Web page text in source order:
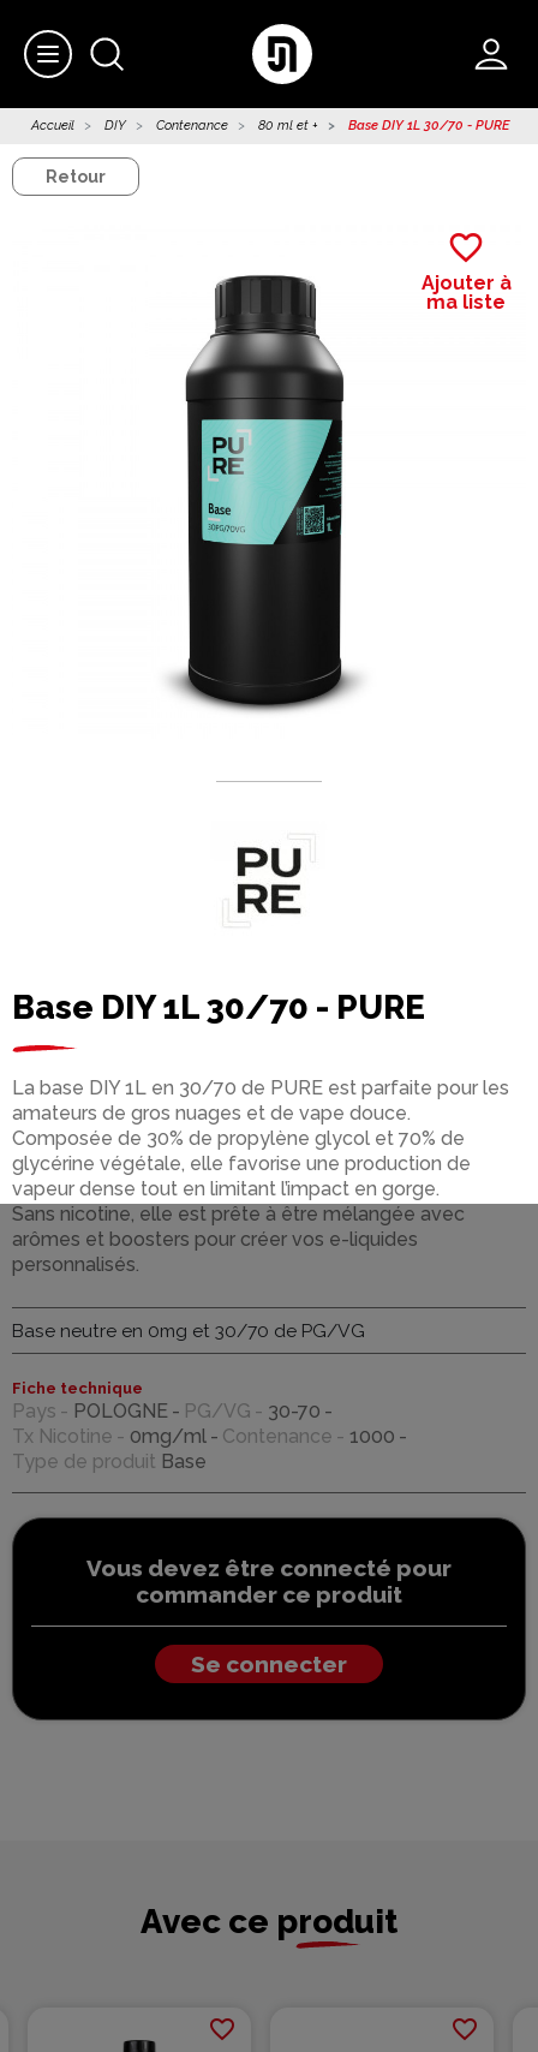
Accueil DIY Contenance 80 ml et + Base DIY 1L 30/70 - PURE
Retour
favorite_border
Ajouter à
ma liste
Base DIY 1L 30/70 - PURE
La base DIY 1L en 30/70 de PURE est parfaite pour les
amateurs de gros nuages et de vape douce.
Composée de 30% de propylène glycol et 70% de
glycérine végétale, elle favorise une production de
vapeur dense tout en limitant l’impact en gorge.
Sans nicotine, elle est prête à être mélangée avec
arômes et boosters pour créer vos e-liquides
personnalisés.
Base neutre en 0mg et 30/70 de PG/VG
Fiche technique
Pays POLOGNE PG/VG
30-70
Tx Nicotine
0mg/ml Contenance
1000
Type de produit Base
Vous devez être connecté pour
commander ce produit
Se connecter
Avec ce produit
favorite_border favorite_border